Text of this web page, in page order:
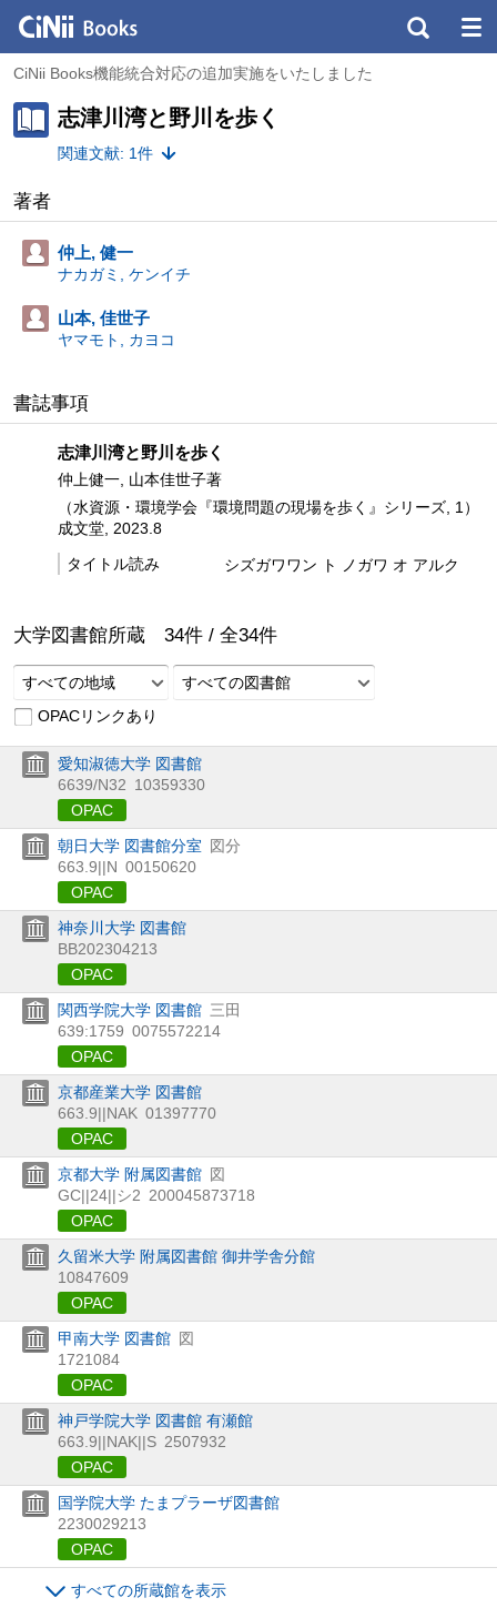
CiNii Books機能統合対応の追加実施をいたしました
志津川湾と野川を歩く
関連文献: 1件
著者
仲上, 健一
ナカガミ, ケンイチ
山本, 佳世子
ヤマモト, カヨコ
書誌事項
志津川湾と野川を歩く
仲上健一, 山本佳世子著
（水資源・環境学会『環境問題の現場を歩く』シリーズ, 1）
成文堂, 2023.8
タイトル読み
シズガワワン ト ノガワ オ アルク
大学図書館所蔵 34件 / 全34件
すべての地域
すべての図書館
OPACリンクあり
愛知淑徳大学 図書館
6639/N32 10359330
OPAC
朝日大学 図書館分室
図分
663.9||N 00150620
OPAC
神奈川大学 図書館
BB202304213
OPAC
関西学院大学 図書館 三田
639:1759 0075572214
OPAC
京都産業大学 図書館
663.9||NAK 01397770
OPAC
京都大学 附属図書館 図
GC||24||シ2 200045873718
OPAC
久留米大学 附属図書館 御井学舎分館
10847609
OPAC
甲南大学 図書館 図
1721084
OPAC
神戸学院大学 図書館 有瀬館
663.9||NAK||S 2507932
OPAC
国学院大学 たまプラーザ図書館
2230029213
OPAC
すべての所蔵館を表示